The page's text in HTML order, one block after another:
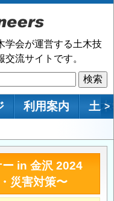
学会が運営する土木技
流サイトです。
利用案内 土 >
in ⾦沢 2024
災害対策〜